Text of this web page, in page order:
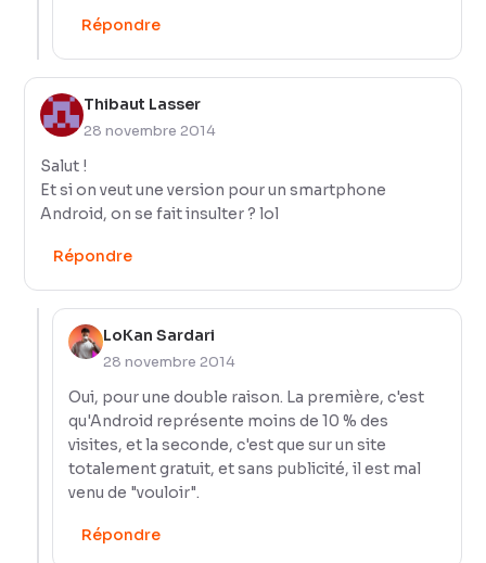
Répondre
Thibaut Lasser
28 novembre 2014
Salut !
Et si on veut une version pour un smartphone
Android, on se fait insulter ? lol
Répondre
LoKan Sardari
28 novembre 2014
Oui, pour une double raison. La première, c'est
qu'Android représente moins de 10 % des
visites, et la seconde, c'est que sur un site
totalement gratuit, et sans publicité, il est mal
venu de "vouloir".
Répondre